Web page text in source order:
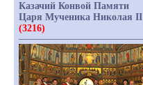
Казачий Конвой Памяти
Царя Мученика Николая II
(3216)